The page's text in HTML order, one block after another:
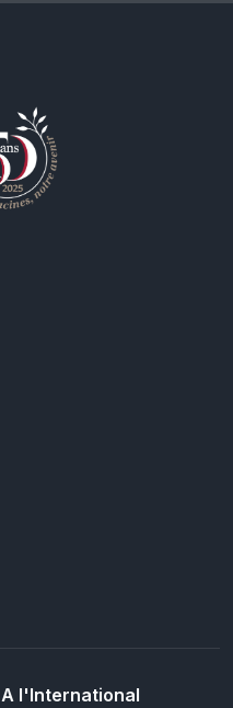
A l'International